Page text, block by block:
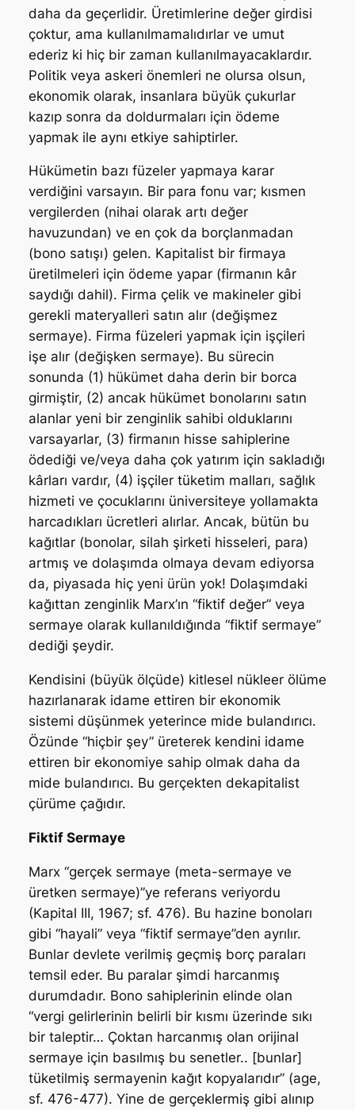
daha da geçerlidir. Üretimlerine değer girdisi
çoktur, ama kullanılmamalıdırlar ve umut
ederiz ki hiç bir zaman kullanılmayacaklardır.
Politik veya askeri önemleri ne olursa olsun,
ekonomik olarak, insanlara büyük çukurlar
kazıp sonra da doldurmaları için ödeme
yapmak ile aynı etkiye sahiptirler.
Hükümetin bazı füzeler yapmaya karar
verdiğini varsayın. Bir para fonu var; kısmen
vergilerden (nihai olarak artı değer
havuzundan) ve en çok da borçlanmadan
(bono satışı) gelen. Kapitalist bir firmaya
üretilmeleri için ödeme yapar (firmanın kâr
saydığı dahil). Firma çelik ve makineler gibi
gerekli materyalleri satın alır (değişmez
sermaye). Firma füzeleri yapmak için işçileri
işe alır (değişken sermaye). Bu sürecin
sonunda (1) hükümet daha derin bir borca
girmiştir, (2) ancak hükümet bonolarını satın
alanlar yeni bir zenginlik sahibi olduklarını
varsayarlar, (3) firmanın hisse sahiplerine
ödediği ve/veya daha çok yatırım için sakladığı
kârları vardır, (4) işçiler tüketim malları, sağlık
hizmeti ve çocuklarını üniversiteye yollamakta
harcadıkları ücretleri alırlar. Ancak, bütün bu
kağıtlar (bonolar, silah şirketi hisseleri, para)
artmış ve dolaşımda olmaya devam ediyorsa
da, piyasada hiç yeni ürün yok! Dolaşımdaki
kağıttan zenginlik Marx’ın “fiktif değer” veya
sermaye olarak kullanıldığında “fiktif sermaye”
dediği şeydir.
Kendisini (büyük ölçüde) kitlesel nükleer ölüme
hazırlanarak idame ettiren bir ekonomik
sistemi düşünmek yeterince mide bulandırıcı.
Özünde “hiçbir şey” üreterek kendini idame
ettiren bir ekonomiye sahip olmak daha da
mide bulandırıcı. Bu gerçekten dekapitalist
çürüme çağıdır.
Fiktif Sermaye
Marx “gerçek sermaye (meta-sermaye ve
üretken sermaye)”ye referans veriyordu
(Kapital III, 1967; sf. 476). Bu hazine bonoları
gibi “hayali” veya “fiktif sermaye”den ayrılır.
Bunlar devlete verilmiş geçmiş borç paraları
temsil eder. Bu paralar şimdi harcanmış
durumdadır. Bono sahiplerinin elinde olan
“vergi gelirlerinin belirli bir kısmı üzerinde sıkı
bir taleptir… Çoktan harcanmış olan orijinal
sermaye için basılmış bu senetler.. [bunlar]
tüketilmiş sermayenin kağıt kopyalarıdır” (age,
sf. 476-477). Yine de gerçeklermiş gibi alınıp